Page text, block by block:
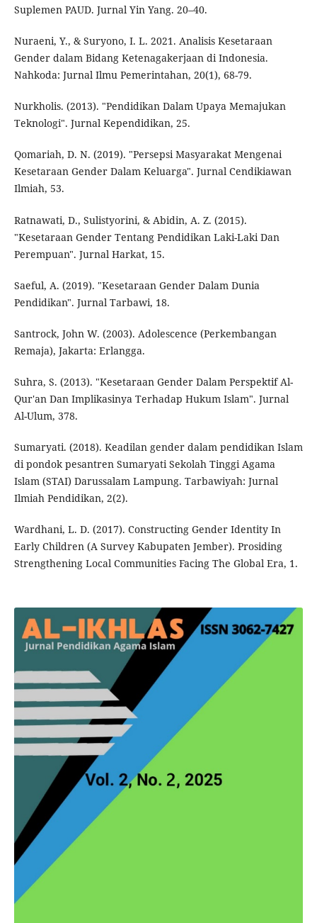
Suplemen PAUD. Jurnal Yin Yang. 20–40.
Nuraeni, Y., & Suryono, I. L. 2021. Analisis Kesetaraan
Gender dalam Bidang Ketenagakerjaan di Indonesia.
Nahkoda: Jurnal Ilmu Pemerintahan, 20(1), 68-79.
Nurkholis. (2013). "Pendidikan Dalam Upaya Memajukan
Teknologi". Jurnal Kependidikan, 25.
Qomariah, D. N. (2019). "Persepsi Masyarakat Mengenai
Kesetaraan Gender Dalam Keluarga". Jurnal Cendikiawan
Ilmiah, 53.
Ratnawati, D., Sulistyorini, & Abidin, A. Z. (2015).
"Kesetaraan Gender Tentang Pendidikan Laki-Laki Dan
Perempuan". Jurnal Harkat, 15.
Saeful, A. (2019). "Kesetaraan Gender Dalam Dunia
Pendidikan". Jurnal Tarbawi, 18.
Santrock, John W. (2003). Adolescence (Perkembangan
Remaja), Jakarta: Erlangga.
Suhra, S. (2013). "Kesetaraan Gender Dalam Perspektif Al-
Qur'an Dan Implikasinya Terhadap Hukum Islam". Jurnal
Al-Ulum, 378.
Sumaryati. (2018). Keadilan gender dalam pendidikan Islam
di pondok pesantren Sumaryati Sekolah Tinggi Agama
Islam (STAI) Darussalam Lampung. Tarbawiyah: Jurnal
Ilmiah Pendidikan, 2(2).
Wardhani, L. D. (2017). Constructing Gender Identity In
Early Children (A Survey Kabupaten Jember). Prosiding
Strengthening Local Communities Facing The Global Era, 1.